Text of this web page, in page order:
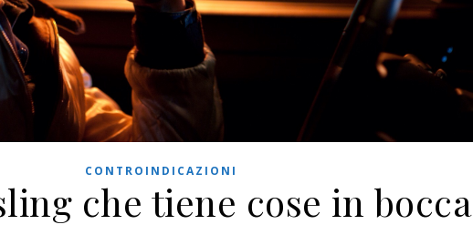
CONTROINDICAZIONI
che tiene cose in bocca